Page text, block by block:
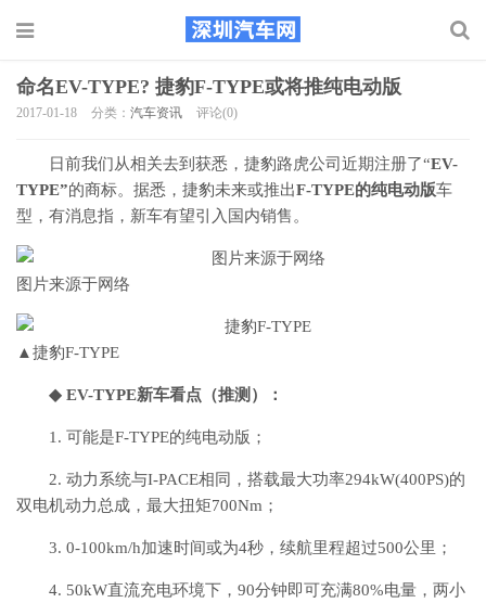
命名EV-TYPE? 捷豹F-TYPE或将推纯电动版
2017-01-18 分类： 汽车资讯 评论(0)
日前我们从相关去到获悉，捷豹路虎公司近期注册了“EV-
TYPE”的商标。据悉，捷豹未来或推出F-TYPE的纯电动版车
型，有消息指，新车有望引入国内销售。
图片来源于网络
▲捷豹F-TYPE
◆ EV-TYPE新车看点（推测）：
1. 可能是F-TYPE的纯电动版；
2. 动力系统与I-PACE相同，搭载最大功率294kW(400PS)的
双电机动力总成，最大扭矩700Nm；
3. 0-100km/h加速时间或为4秒，续航里程超过500公里；
4. 50kW直流充电环境下，90分钟即可充满80%电量，两小